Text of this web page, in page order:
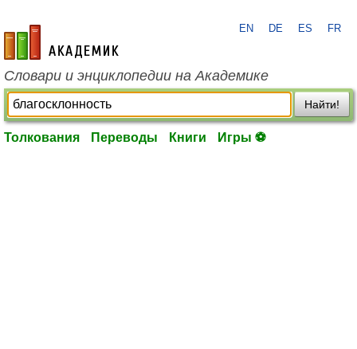
academic.ru
EN DE ES FR
Словари и энциклопедии на Академике
Найти!
Толкования Переводы Книги Игры ⚽